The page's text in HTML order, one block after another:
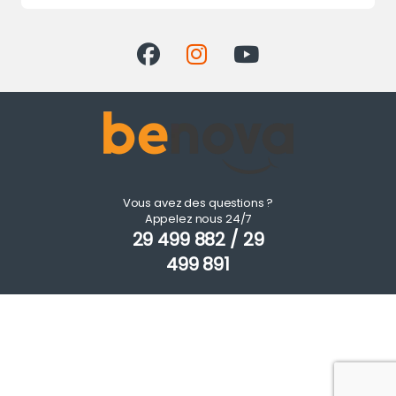
Vous avez des questions ?
Appelez nous 24/7
29 499 882 / 29
499 891